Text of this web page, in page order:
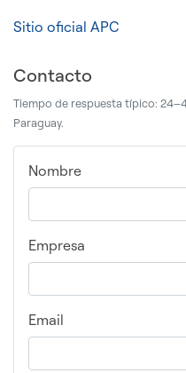
Sitio oficial APC
Contacto
Tiempo de respuesta típico:
Paraguay.
Nombre
Empresa
Email